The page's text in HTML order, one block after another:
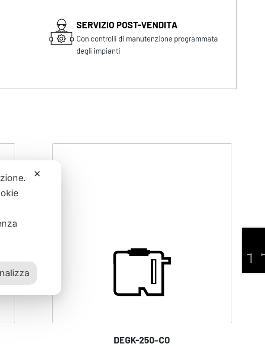
SERVIZIO POST-VENDITA
Con controlli di manutenzione programmata
degli impianti
DEGK-250–CO
✕